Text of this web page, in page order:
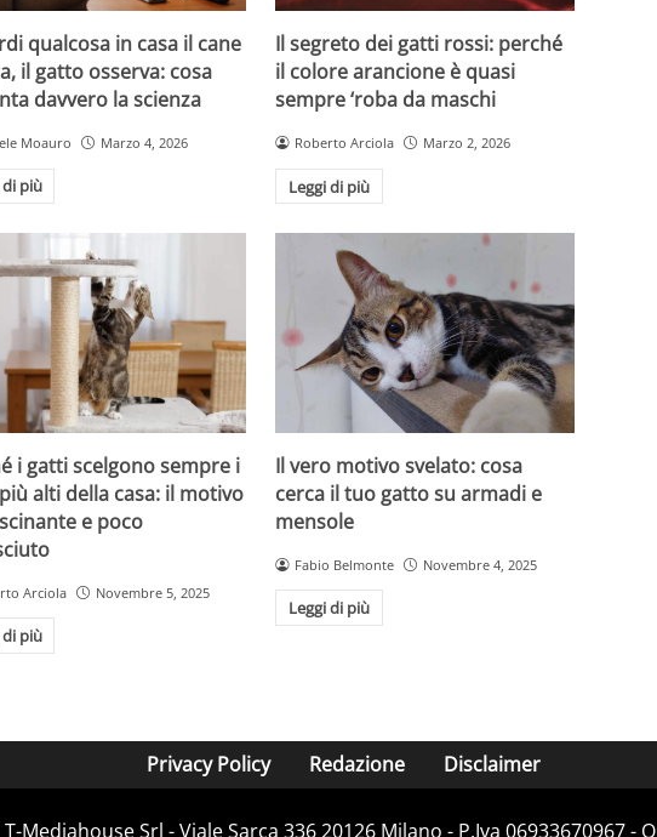
qualcosa in casa il cane
il gatto osserva: cosa
davvero la scienza
Moauro Marzo 4, 2026
di più
Il segreto dei gatti rossi: perché
il colore arancione è quasi
sempre ‘roba da maschi
Roberto Arciola Marzo 2, 2026
Leggi di più
i gatti scelgono sempre i
alti della casa: il motivo
e poco
Arciola Novembre 5, 2025
di più
Il vero motivo svelato: cosa
cerca il tuo gatto su armadi e
mensole
Fabio Belmonte Novembre 4, 2025
Leggi di più
Privacy Policy Redazione Disclaimer
Srl - Viale Sarca 336 20126 Milano - P.Iva 06933670967